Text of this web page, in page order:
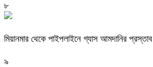
৮
মিয়ানমার থেকে পাইপলাইনে গ্যাস আমদানির প্রস্তাব
৯